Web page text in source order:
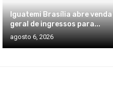
Iguatemi Brasília abre venda
geral de ingressos para...
agosto 6, 2026